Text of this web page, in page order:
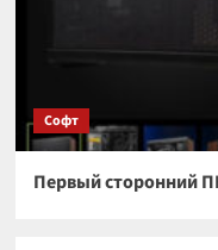
Софт
Первый сторонний